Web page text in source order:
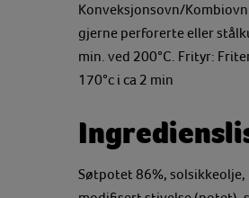
Konveksjonsovn/
gjerne perforerte eller
min. ved 200°C. Frityr:
170°c i ca 2 min
Søtpotet 86%, solsikkeolje,